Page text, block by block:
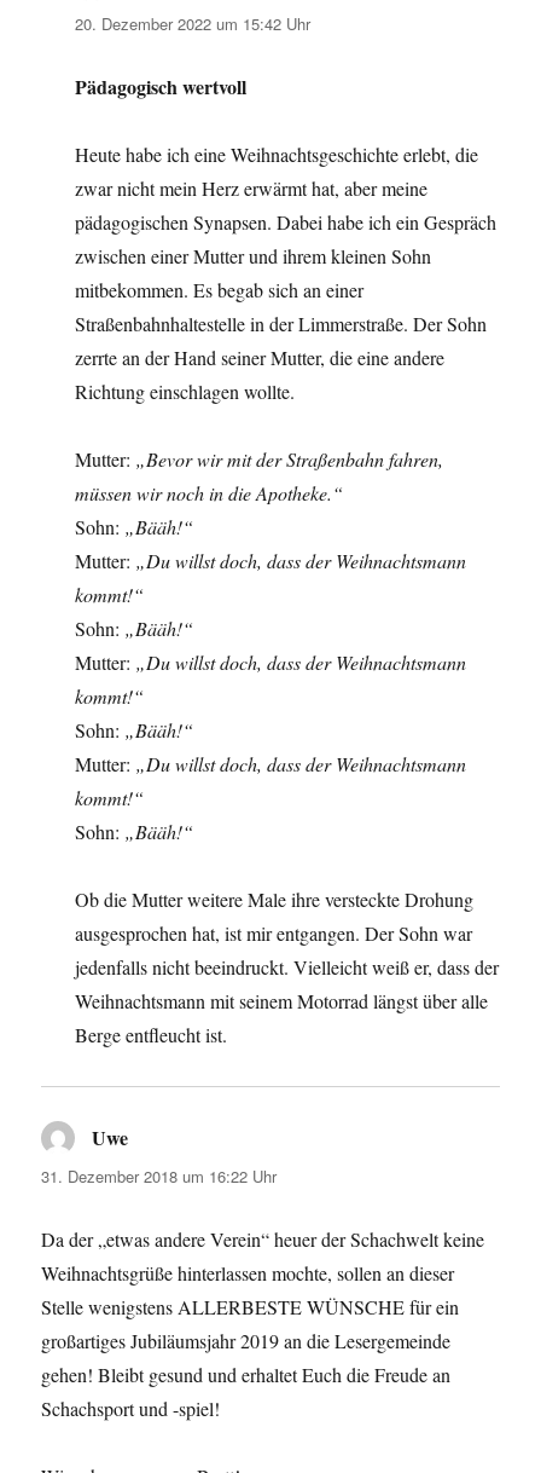
20. Dezember 2022 um 15:42 Uhr
Pädagogisch wertvoll
Heute habe ich eine Weihnachtsgeschichte erlebt, die
zwar nicht mein Herz erwärmt hat, aber meine
pädagogischen Synapsen. Dabei habe ich ein Gespräch
zwischen einer Mutter und ihrem kleinen Sohn
mitbekommen. Es begab sich an einer
Straßenbahnhaltestelle in der Limmerstraße. Der Sohn
zerrte an der Hand seiner Mutter, die eine andere
Richtung einschlagen wollte.
Mutter: „Bevor wir mit der Straßenbahn fahren,
müssen wir noch in die Apotheke.“
Sohn: „Bääh!“
Mutter: „Du willst doch, dass der Weihnachtsmann
kommt!“
Sohn: „Bääh!“
Mutter: „Du willst doch, dass der Weihnachtsmann
kommt!“
Sohn: „Bääh!“
Mutter: „Du willst doch, dass der Weihnachtsmann
kommt!“
Sohn: „Bääh!“
Ob die Mutter weitere Male ihre versteckte Drohung
ausgesprochen hat, ist mir entgangen. Der Sohn war
jedenfalls nicht beeindruckt. Vielleicht weiß er, dass der
Weihnachtsmann mit seinem Motorrad längst über alle
Berge entfleucht ist.
Uwe
31. Dezember 2018 um 16:22 Uhr
Da der „etwas andere Verein“ heuer der Schachwelt keine
Weihnachtsgrüße hinterlassen mochte, sollen an dieser
Stelle wenigstens ALLERBESTE WÜNSCHE für ein
großartiges Jubiläumsjahr 2019 an die Lesergemeinde
gehen! Bleibt gesund und erhaltet Euch die Freude an
Schachsport und -spiel!